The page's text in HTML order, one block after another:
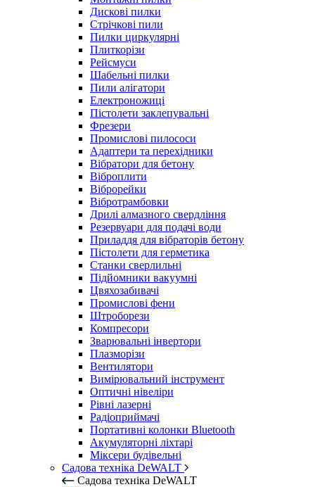
Дискові пилки
Стрічкові пили
Пилки циркулярні
Плиткорізи
Рейсмуси
Шабельні пилки
Пили алігатори
Електроножиці
Пістолети заклепувальні
Фрезери
Промислові пилососи
Адаптери та перехідники
Вібратори для бетону
Віброплити
Віброрейки
Вібротрамбовки
Дрилі алмазного свердління
Резервуари для подачі води
Приладдя для вібраторів бетону
Пістолети для герметика
Станки сверлильні
Підйомники вакуумні
Цвяхозабивачі
Промислові фени
Штроборези
Компресори
Зварювальні інвертори
Плазморізи
Вентилятори
Вимірювальний інструмент
Оптичні нівеліри
Рівні лазерні
Радіоприймачі
Портативні колонки Bluetooth
Акумуляторні ліхтарі
Міксери будівельні
Садова техніка DeWALT
Садова техніка DeWALT